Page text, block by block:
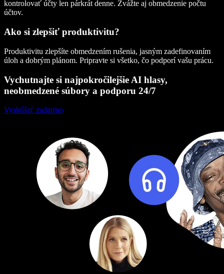
kontrolovať účty len párkrát denne. Zvážte aj obmedzenie počtu
účtov.
Ako si zlepšiť produktivitu?
Produktivitu zlepšíte obmedzením rušenia, jasným zadefinovaním
úloh a dobrým plánom. Pripravte si všetko, čo podporí vašu prácu.
Vychutnajte si najpokročilejšie AI hlasy,
neobmedzené súbory a podporu 24/7
Vyskúšať zadarmo